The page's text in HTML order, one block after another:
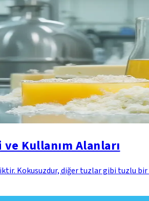
Kullanım Alanları
Kokusuzdur, diğer tuzlar gibi tuzlu